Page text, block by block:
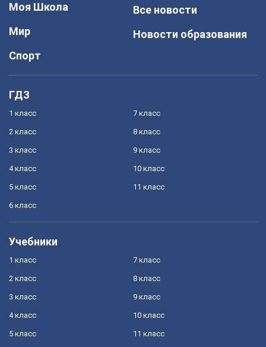
Моя Школа
Мир
Спорт
Все новости
Новости образования
ГДЗ
1 класс
2 класс
3 класс
4 класс
5 класс
6 класс
7 класс
8 класс
9 класс
10 класс
11 класс
Учебники
1 класс
2 класс
3 класс
4 класс
5 класс
7 класс
8 класс
9 класс
10 класс
11 класс